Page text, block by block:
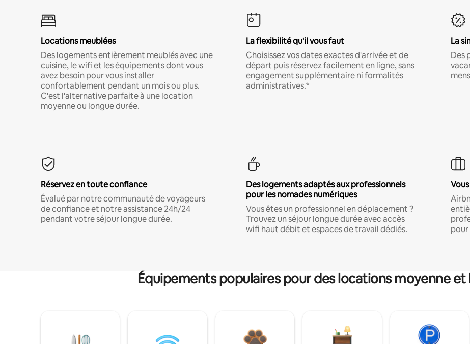
Locations meublées
Des logements entièrement meublés avec une
cuisine, le wifi et les équipements dont vous
avez besoin pour vous installer
confortablement pendant un mois ou plus.
C'est l'alternative parfaite à une location
moyenne ou longue durée.
La flexibilité qu'il vous faut
Choisissez vos dates exactes d'arrivée et de
départ puis réservez facilement en ligne, sans
engagement supplémentaire ni formalités
administratives.*
La
Des
Réservez en toute confiance
Évalué par notre communauté de voyageurs
de confiance et notre assistance 24h/24
pendant votre séjour longue durée.
Des logements adaptés aux professionnels
pour les nomades numériques
Vous êtes un professionnel en déplacement ?
Trouvez un séjour longue durée avec accès
wifi haut débit et espaces de travail dédiés.
Équipements populaires pour des locations moyenne